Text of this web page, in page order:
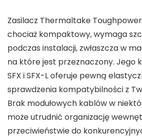
Zasilacz Thermaltake Toughpower
chociaż kompaktowy, wymaga
podczas instalacji, zwłaszcza w
na które jest przeznaczony. Jego
SFX i SFX-L oferuje pewną
sprawdzenia kompatybilności z
Brak modułowych kablów w
może utrudnić organizację
przeciwieństwie do